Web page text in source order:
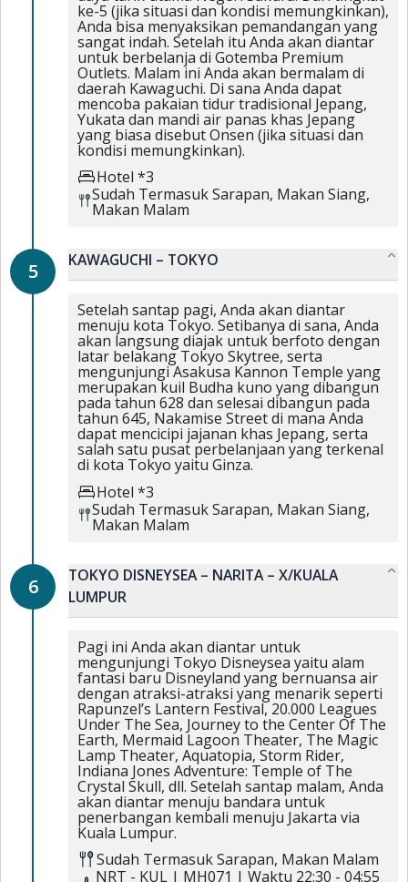
ke-5 (jika situasi dan kondisi memungkinkan),
Anda bisa menyaksikan pemandangan yang
sangat indah. Setelah itu Anda akan diantar
untuk berbelanja di Gotemba Premium
Outlets. Malam ini Anda akan bermalam di
daerah Kawaguchi. Di sana Anda dapat
mencoba pakaian tidur tradisional Jepang,
Yukata dan mandi air panas khas Jepang
yang biasa disebut Onsen (jika situasi dan
kondisi memungkinkan).
Hotel *3
Sudah TermasukSarapan, Makan Siang,
Makan Malam
5 KAWAGUCHI – TOKYO
Setelah santap pagi, Anda akan diantar
menuju kota Tokyo. Setibanya di sana, Anda
akan langsung diajak untuk berfoto dengan
latar belakang Tokyo Skytree, serta
mengunjungi Asakusa Kannon Temple yang
merupakan kuil Budha kuno yang dibangun
pada tahun 628 dan selesai dibangun pada
tahun 645, Nakamise Street di mana Anda
dapat mencicipi jajanan khas Jepang, serta
salah satu pusat perbelanjaan yang terkenal
di kota Tokyo yaitu Ginza.
Hotel *3
Sudah TermasukSarapan, Makan Siang,
Makan Malam
6
TOKYO DISNEYSEA – NARITA – X/KUALA
LUMPUR
Pagi ini Anda akan diantar untuk
mengunjungi Tokyo Disneysea yaitu alam
fantasi baru Disneyland yang bernuansa air
dengan atraksi-atraksi yang menarik seperti
Rapunzel’s Lantern Festival, 20.000 Leagues
Under The Sea, Journey to the Center Of The
Earth, Mermaid Lagoon Theater, The Magic
Lamp Theater, Aquatopia, Storm Rider,
Indiana Jones Adventure: Temple of The
Crystal Skull, dll. Setelah santap malam, Anda
akan diantar menuju bandara untuk
penerbangan kembali menuju Jakarta via
Kuala Lumpur.
Sudah TermasukSarapan, Makan Malam
NRT - KUL| MH071 | Waktu 22:30 - 04:55